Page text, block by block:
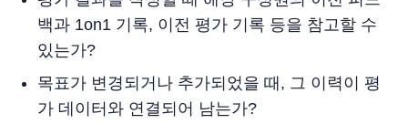
백과 1on1 기록, 이전 평가 기록 등을 참고할 수
있는가?
목표가 변경되거나 추가되었을 때, 그 이력이 평
가 데이터와 연결되어 남는가?